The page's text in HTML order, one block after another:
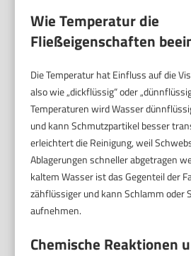
Wie Temperatur die
Fließeigenschaften
Die Temperatur hat Einfluss auf die
also wie „dickflüssig“ oder
Temperaturen wird Wasser
und kann Schmutzpartikel besser
erleichtert die Reinigung, weil
Ablagerungen schneller abgetragen
kaltem Wasser ist das Gegenteil der
zähflüssiger und kann Schlamm oder
aufnehmen.
Chemische Reaktionen